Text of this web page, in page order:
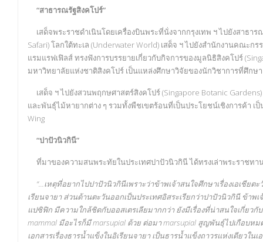
“สาธารณรัฐสิงคโปร์”
เสด็จพระราชดำเนินโดยเครื่องบินพระที่นั่งจากกรุงเทพ ฯ ไปยังสาธา
Safari) โลกใต้ทะเล (Underwater World) เสด็จ ฯ ไปยังสำนักงานคณะ
แรมแรฟเฟิลส์ ทรงฟังการบรรยายเกี่ยวกับกิจการของมูลนิธิสิงคโปร์
มหาวิทยาลัยแห่งชาติสิงคโปร์ เป็นแหล่งศึกษาวิจัยของนักวิชาการที่ศึกษ
เสด็จ ฯ ไปยังสวนพฤกษศาสตร์สิงคโปร์ (Singapore Botanic
และพันธุ์ไม้หายากต่าง ๆ รวมทั้งพืชเขตร้อนที่เป็นประโยชน์เชิงการค้า
Wing
“ปาปัวนิวกินี”
ที่มาของความสนพระทัยในประเทศปาปัวนิวกินี ได้ทรงเล่าพระราชท
“...เหตุที่อยากไปปาปัวนิวกินีเพราะว่าข้าพเจ้าสนใจศึกษาเรื่องเอเชี
เรียนจายา ส่วนด้านตะวันออกเป็นประเทศอิสระเรียกว่าปาปัวนิวกินี ข้าพ
แปซิฟิก มีความใกล้ชิดกับออสเตรเลียมากกว่า ยังมีเรื่องที่น่าสนใจเกี่ยว
mammal มีอะไรก็มี marsupial ด้วย ต่อมา marsupial สูญพันธุ์ไปเกือบห
เอกสารเรื่องธารน้ำแข็งในอิเรียนจายา เป็นธารน้ำแข็งถาวรแห่งเดียว